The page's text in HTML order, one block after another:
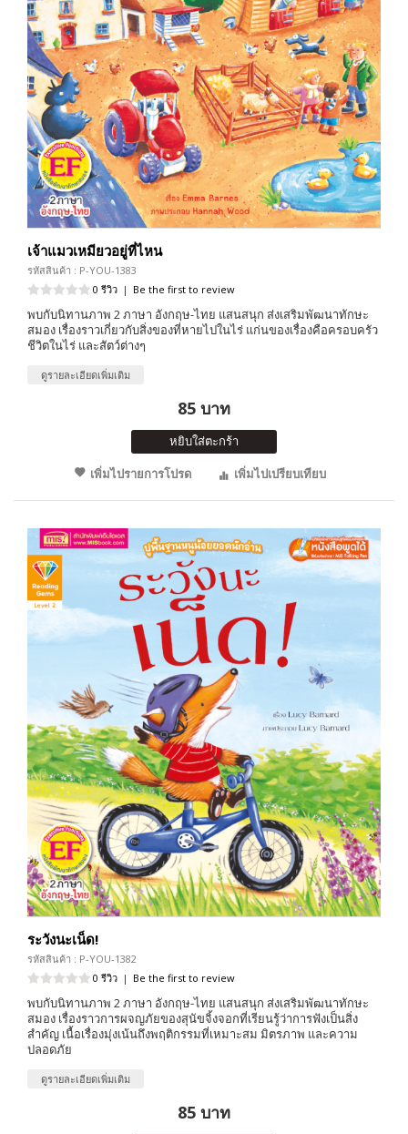
เจ้าแมวเหมียวอยู่ที่ไหน
รหัสสินค้า : P-YOU-1383
0 รีวิว | Be the first to review
พบกับนิทานภาพ 2 ภาษา อังกฤษ-ไทย แสนสนุก ส่งเสริมพัฒนาทักษะ
สมอง เรื่องราวเกี่ยวกับสิ่งของที่หายไปในไร่ แก่นของเรื่องคือครอบครัว
ชีวิตในไร่ และสัตว์ต่างๆ
ดูรายละเอียดเพิ่มเติม
85 บาท
หยิบใส่ตะกร้า
เพิ่มไปรายการโปรด
เพิ่มไปเปรียบเทียบ
ระวังนะเน็ด!
รหัสสินค้า : P-YOU-1382
0 รีวิว | Be the first to review
พบกับนิทานภาพ 2 ภาษา อังกฤษ-ไทย แสนสนุก ส่งเสริมพัฒนาทักษะ
สมอง เรื่องราวการผจญภัยของสุนัขจิ้งจอกที่เรียนรู้ว่าการฟังเป็นสิ่ง
สำคัญ เนื้อเรื่องมุ่งเน้นถึงพฤติกรรมที่เหมาะสม มิตรภาพ และความ
ปลอดภัย
ดูรายละเอียดเพิ่มเติม
85 บาท